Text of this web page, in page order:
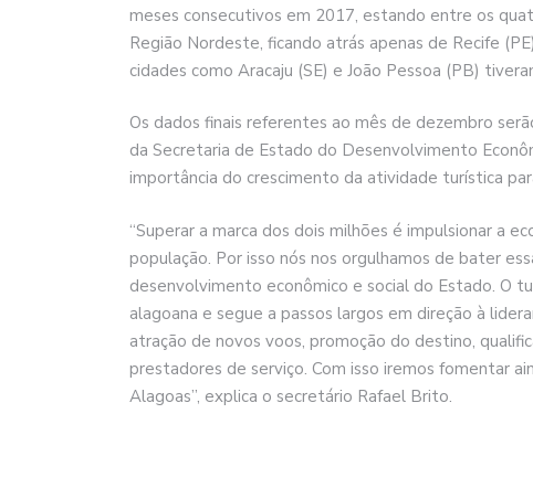
meses consecutivos em 2017, estando entre os
Região Nordeste, ficando atrás apenas de Recife
cidades como Aracaju (SE) e João Pessoa (PB)
Os dados finais referentes ao mês de dezembro
da Secretaria de Estado do Desenvolvimento
importância do crescimento da atividade turística
“Superar a marca dos dois milhões é impulsionar a
população. Por isso nós nos orgulhamos de bater
desenvolvimento econômico e social do Estado. O
alagoana e segue a passos largos em direção à
atração de novos voos, promoção do destino,
prestadores de serviço. Com isso iremos fomentar
Alagoas”, explica o secretário Rafael Brito.